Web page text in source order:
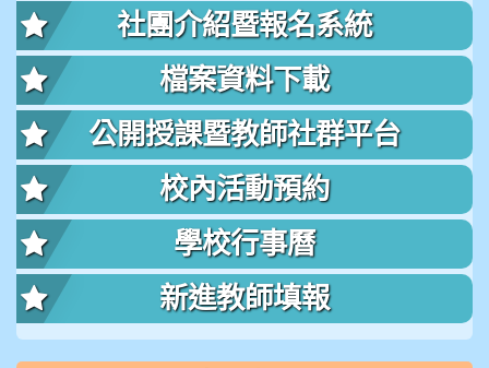
社團介紹暨報名系統
檔案資料下載
公開授課暨教師社群平台
校內活動預約
學校行事曆
新進教師填報